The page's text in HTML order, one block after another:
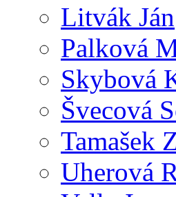
Litvák Ján
Palková
Skybová
Švecová
Tamašek
Uherová